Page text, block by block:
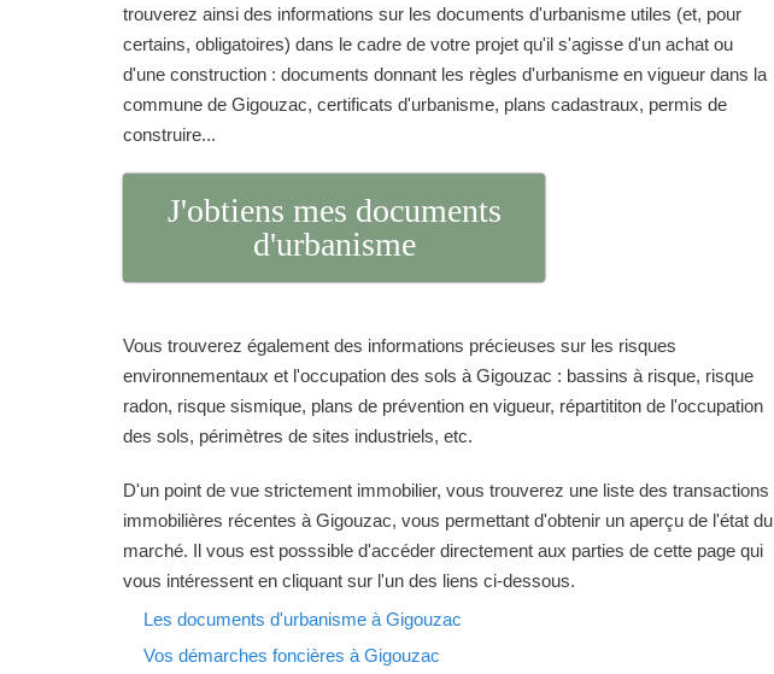
trouverez ainsi des informations sur les documents d'urbanisme utiles (et, pour
certains, obligatoires) dans le cadre de votre projet qu'il s'agisse d'un achat ou
d'une construction : documents donnant les règles d'urbanisme en vigueur dans la
commune de Gigouzac, certificats d'urbanisme, plans cadastraux, permis de
construire...
J'obtiens mes documents
d'urbanisme
Vous trouverez également des informations précieuses sur les risques
environnementaux et l'occupation des sols à Gigouzac : bassins à risque, risque
radon, risque sismique, plans de prévention en vigueur, répartititon de l'occupation
des sols, périmètres de sites industriels, etc.
D'un point de vue strictement immobilier, vous trouverez une liste des transactions
immobilières récentes à Gigouzac, vous permettant d'obtenir un aperçu de l'état du
marché. Il vous est posssible d'accéder directement aux parties de cette page qui
vous intéressent en cliquant sur l'un des liens ci-dessous.
Les documents d'urbanisme à Gigouzac
Vos démarches foncières à Gigouzac